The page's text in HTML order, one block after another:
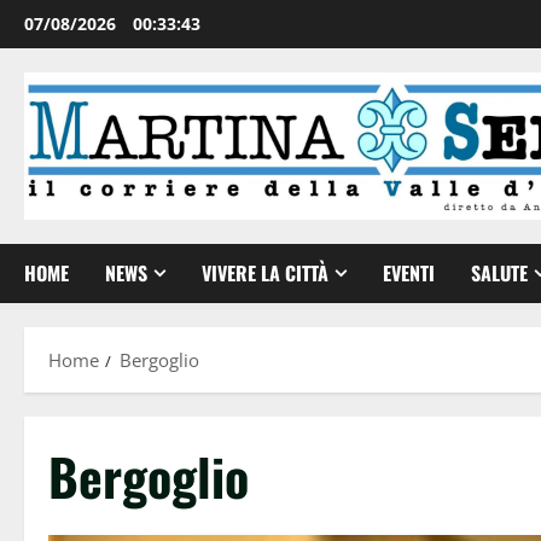
07/08/2026 00:33:44
HOME NEWS VIVERE LA CITTÀ EVENTI SALUTE
Home Bergoglio
Bergoglio